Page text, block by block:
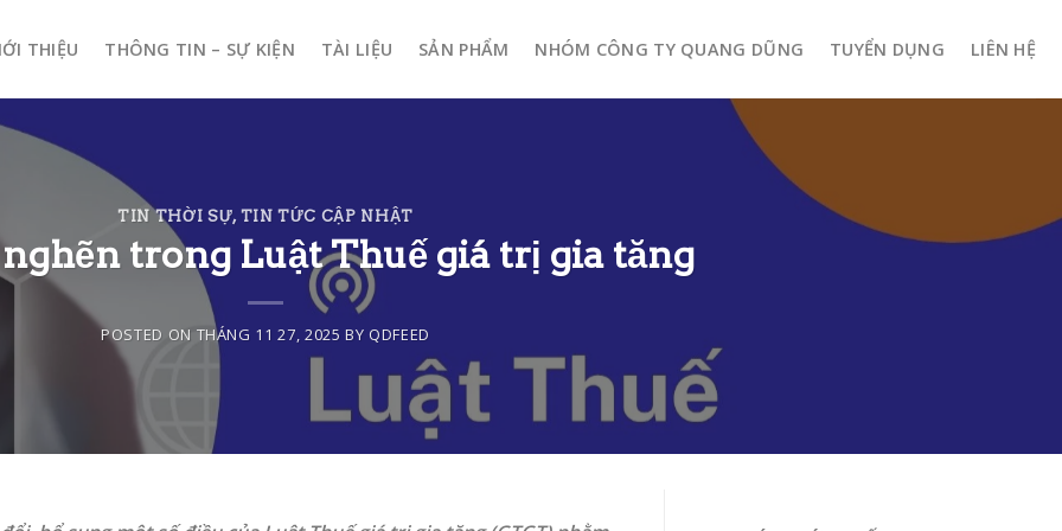
THIỆU THÔNG TIN – SỰ KIỆN TÀI LIỆU SẢN PHẨM NHÓM CÔNG TY QUANG DŨNG TUYỂN DỤNG LIÊN HỆ
TIN THỜI SỰ, TIN TỨC CẬP NHẬT
trong Luật Thuế giá trị gia tăng
POSTED ON THÁNG 11 27, 2025 BY QDFEED